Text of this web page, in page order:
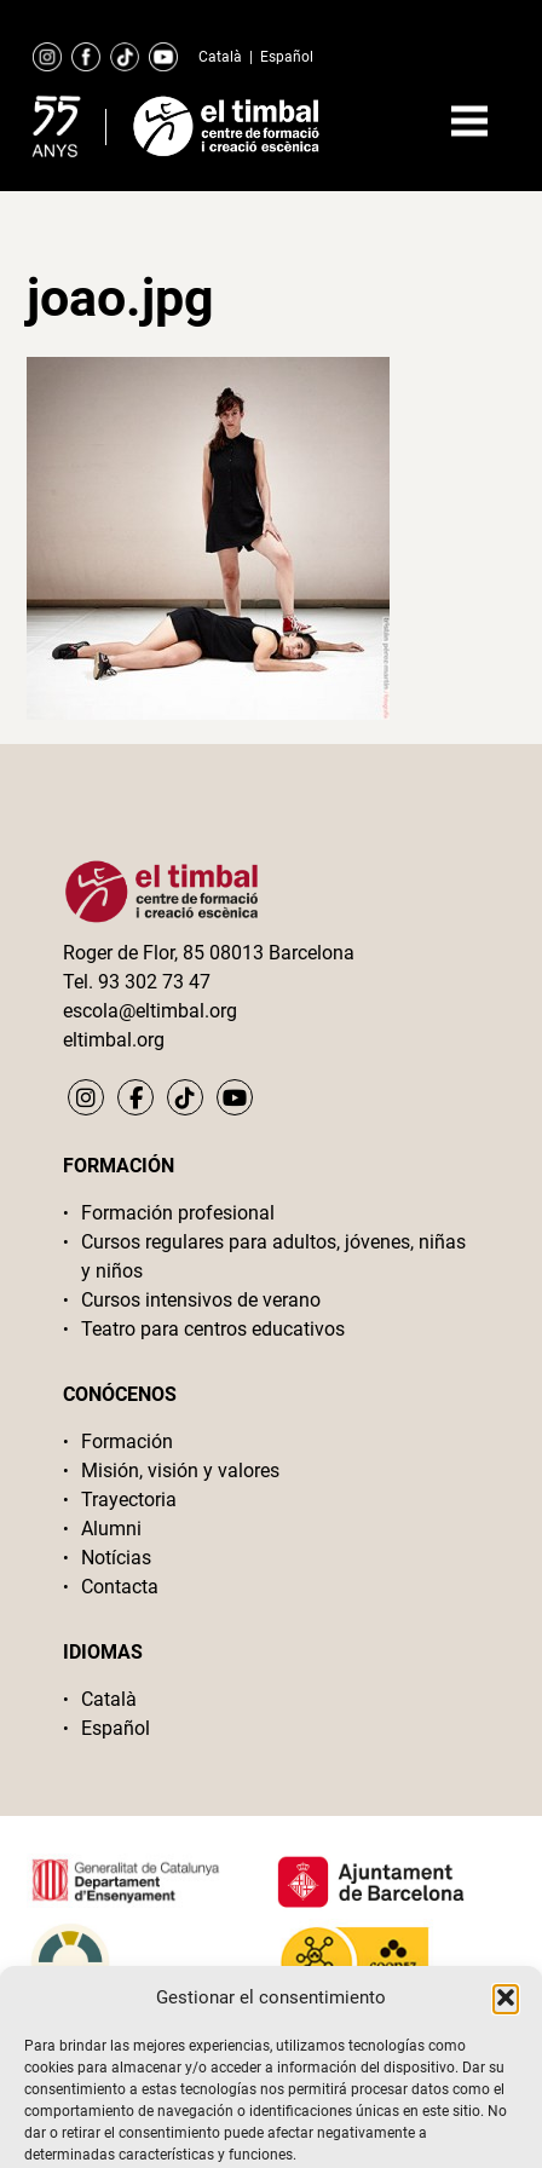
Gestionar el consentimiento
Para brindar las mejores experiencias, utilizamos tecnologías como
cookies para almacenar y/o acceder a información del dispositivo. Dar su
consentimiento a estas tecnologías nos permitirá procesar datos como el
comportamiento de navegación o identificaciones únicas en este sitio. No
dar o retirar el consentimiento puede afectar negativamente a
determinadas características y funciones.
content
Català Español
joao.jpg
Roger de Flor, 85 08013 Barcelona
Tel. 93 302 73 47
escola@eltimbal.org
eltimbal.org
FORMACIÓN
Formación profesional
Cursos regulares para adultos, jóvenes, niñas
y niños
Cursos intensivos de verano
Teatro para centros educativos
CONÓCENOS
Formación
Misión, visión y valores
Trayectoria
Alumni
Notícias
Contacta
IDIOMAS
Català
Español